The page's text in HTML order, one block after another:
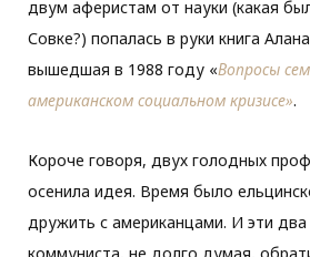
двум аферистам от науки (какая
Совке?) попалась в руки книга
вышедшая в 1988 году «Вопросы
американском социальном кризисе».
Короче говоря, двух голодных
осенила идея. Время было
дружить с американцами. И эти два